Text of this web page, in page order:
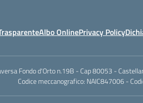
Albo OnlinePrivacy Policy
Fondo d'Orto n.19B - Cap 80053 -
Codice meccanografico: NAIC847006 -